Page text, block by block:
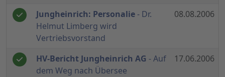
Jungheinrich: Personalie- Dr.
Helmut Limberg wird
Vertriebsvorstand
08.08.2006
HV-Bericht Jungheinrich AG - Auf
dem Weg nach Übersee
17.06.2006